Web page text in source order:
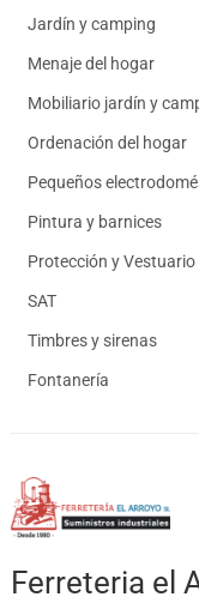
Jardín y camping
Menaje del hogar
Mobiliario jardín y
Ordenación del hogar
Pequeños
Pintura y barnices
Protección y Vestuario
SAT
Timbres y sirenas
Fontanería
Ferreteria el